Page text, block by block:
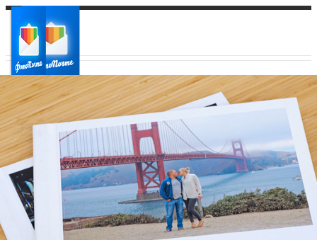
Ваш город:
Ваш регион доставки
Выберите из списка: